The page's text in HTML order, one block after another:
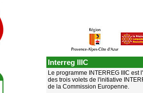
Interreg IIIC
Le programme INTERREG IIIC est
des trois volets de l'initiative
de la Commission Europenne.